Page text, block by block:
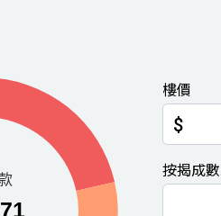
樓價
$
按揭成數